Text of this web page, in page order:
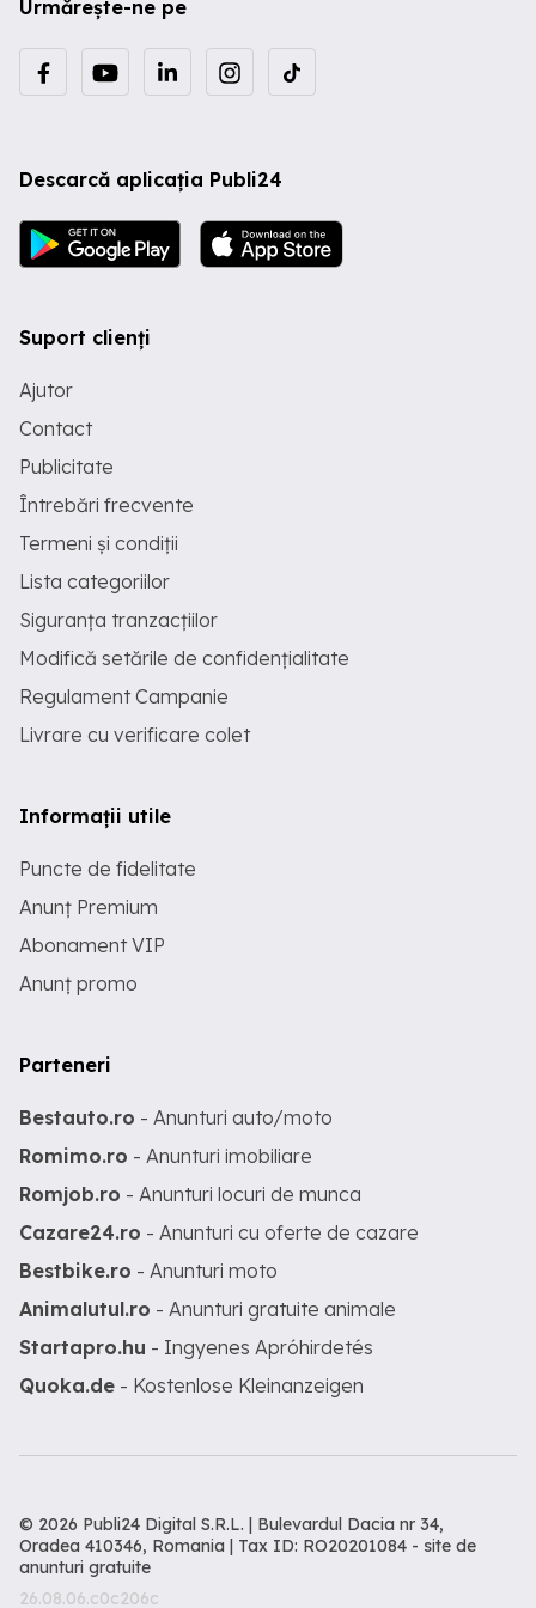
Urmărește-ne pe
Descarcă aplicația Publi24
Suport clienți
Ajutor
Contact
Publicitate
Întrebări frecvente
Termeni și condiții
Lista categoriilor
Siguranța tranzacțiilor
Modifică setările de confidențialitate
Regulament Campanie
Livrare cu verificare colet
Informații utile
Puncte de fidelitate
Anunț Premium
Abonament VIP
Anunț promo
Parteneri
Bestauto.ro - Anunturi auto/moto
Romimo.ro - Anunturi imobiliare
Romjob.ro - Anunturi locuri de munca
Cazare24.ro - Anunturi cu oferte de cazare
Bestbike.ro - Anunturi moto
Animalutul.ro - Anunturi gratuite animale
Startapro.hu - Ingyenes Apróhirdetés
Quoka.de - Kostenlose Kleinanzeigen
© 2026 Publi24 Digital S.R.L. | Bulevardul Dacia nr 34,
Oradea 410346, Romania | Tax ID: RO20201084 - site de
anunturi gratuite
26.08.06.c0c206c